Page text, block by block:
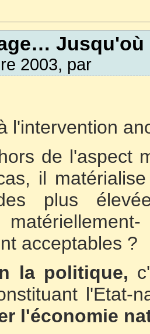
2003, par
l'intervention
de l'aspect
il
plus
acceptables ?
la politique,
l'Etat-
l'économie